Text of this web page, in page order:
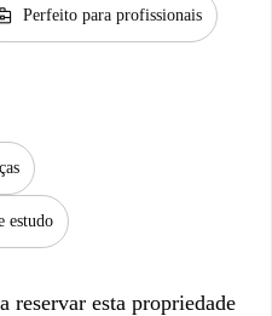
Perfeito para profissionais
estudo
reservar esta propriedade